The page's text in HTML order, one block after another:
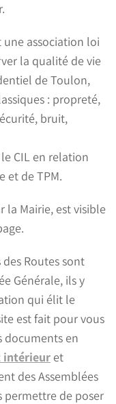
une association loi
la qualité de vie
de Toulon,
: propreté,
bruit,
CIL en relation
et de TPM.
la Mairie, est visible
Routes sont
Générale, ils y
qui élit le
est fait pour vous
documents en
intérieur et
des Assemblées
permettre de poser